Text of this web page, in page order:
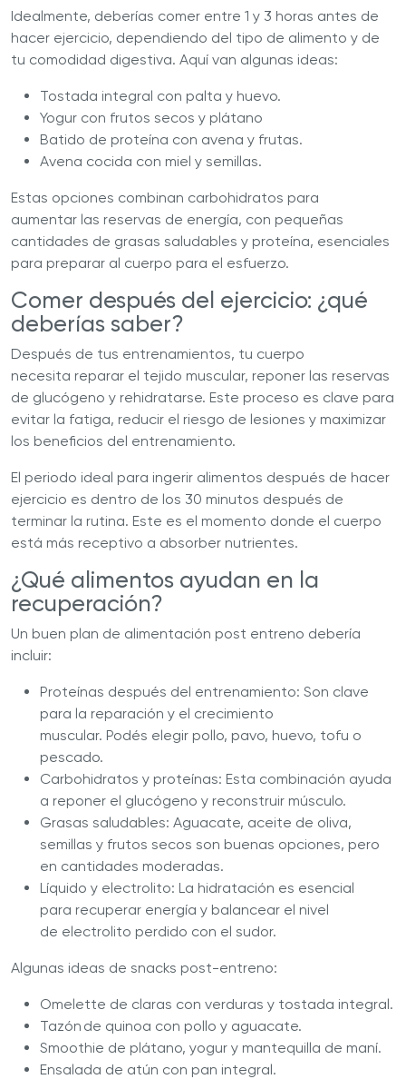
Idealmente, deberías comer entre 1 y 3 horas antes de
hacer ejercicio, dependiendo del tipo de alimento y de
tu comodidad digestiva. Aquí van algunas ideas:
Tostada integral con palta y huevo.
Yogur con frutos secos y plátano
Batido de proteína con avena y frutas.
Avena cocida con miel y semillas.
Estas opciones combinan carbohidratos para
aumentar las reservas de energía, con pequeñas
cantidades de grasas saludables y proteína, esenciales
para preparar al cuerpo para el esfuerzo.
Comer después del ejercicio: ¿qué
deberías saber?
Después de tus entrenamientos, tu cuerpo
necesita reparar el tejido muscular, reponer las reservas
de glucógeno y rehidratarse. Este proceso es clave para
evitar la fatiga, reducir el riesgo de lesiones y maximizar
los beneficios del entrenamiento.
El periodo ideal para ingerir alimentos después de hacer
ejercicio es dentro de los 30 minutos después de
terminar la rutina. Este es el momento donde el cuerpo
está más receptivo a absorber nutrientes.
¿Qué alimentos ayudan en la
recuperación?
Un buen plan de alimentación post entreno debería
incluir:
Proteínas después del entrenamiento: Son clave
para la reparación y el crecimiento
muscular. Podés elegir pollo, pavo, huevo, tofu o
pescado.
Carbohidratos y proteínas: Esta combinación ayuda
a reponer el glucógeno y reconstruir músculo.
Grasas saludables: Aguacate, aceite de oliva,
semillas y frutos secos son buenas opciones, pero
en cantidades moderadas.
Líquido y electrolito: La hidratación es esencial
para recuperar energía y balancear el nivel
de electrolito perdido con el sudor.
Algunas ideas de snacks post-entreno:
Omelette de claras con verduras y tostada integral.
Tazón de quinoa con pollo y aguacate.
Smoothie de plátano, yogur y mantequilla de maní.
Ensalada de atún con pan integral.